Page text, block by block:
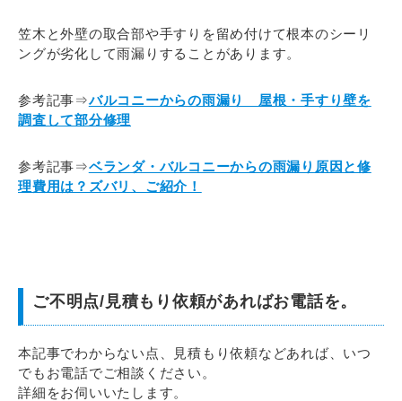
笠木と外壁の取合部や手すりを留め付けて根本のシーリ
ングが劣化して雨漏りすることがあります。
参考記事⇒バルコニーからの雨漏り 屋根・手すり壁を
調査して部分修理
参考記事⇒ベランダ・バルコニーからの雨漏り原因と修
理費用は？ズバリ、ご紹介！
ご不明点/見積もり依頼があればお電話を。
本記事でわからない点、見積もり依頼などあれば、いつ
でもお電話でご相談ください。
詳細をお伺いいたします。